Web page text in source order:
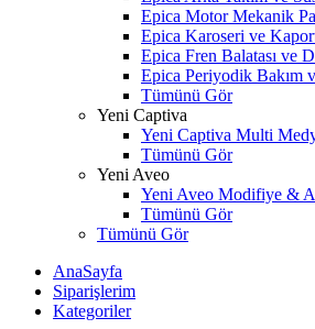
Epica Motor Mekanik
Epica Karoseri ve
Epica Fren Balatası ve
Epica Periyodik Bakım
Tümünü Gör
Yeni Captiva
Yeni Captiva Multi
Tümünü Gör
Yeni Aveo
Yeni Aveo Modifiye &
Tümünü Gör
Tümünü Gör
AnaSayfa
Siparişlerim
Kategoriler